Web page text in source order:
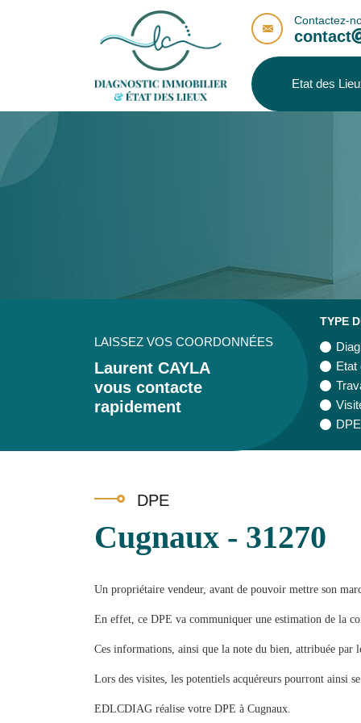
Contactez-
contact
Etat des
LAISSEZ VOS COORDONNÉES
Laurent CAYLA
vous contacte
rapidement
TYPE
Etat
DPE
Cugnaux - 31270
Un propriétaire vendeur, avant de pouvoir mettre son
En effet, ce DPE va communiquer une estimation de la
Ces informations, ainsi que la note du bien, attribuée par
Lors des visites, les potentiels acquéreurs pourront ainsi
EDLCDIAG réalise votre DPE à Cugnaux.